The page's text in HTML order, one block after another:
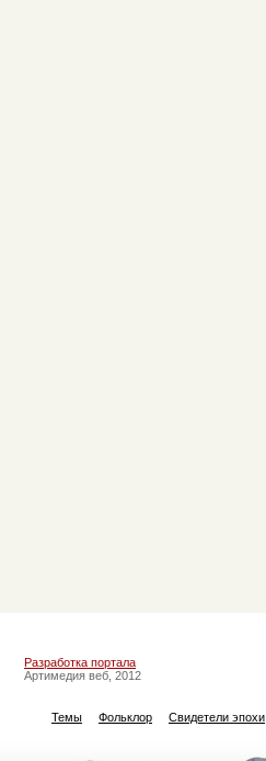
Разработка портала
Артимедия веб, 2012
Темы Фольклор Свидетели эпохи